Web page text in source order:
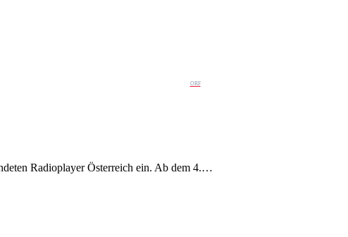
ORF
Radioplayer Österreich ein. Ab dem 4.…